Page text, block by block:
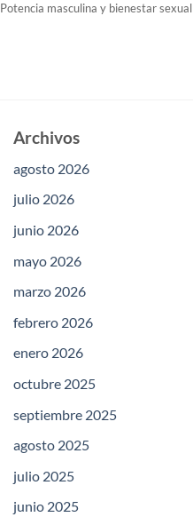
Potencia masculina y bienestar sexual
Archivos
agosto 2026
julio 2026
junio 2026
mayo 2026
marzo 2026
febrero 2026
enero 2026
octubre 2025
septiembre 2025
agosto 2025
julio 2025
junio 2025